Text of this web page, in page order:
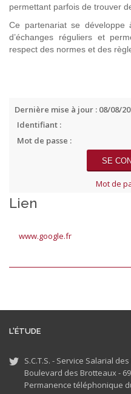
permettant parfois de trouver
Ce partenariat se développe
d’échanges réguliers et
respect des normes et des
Dernière mise à jour : 08/08/
Identifiant :
Mot de passe :
Mot de
Lien
www.google.fr
L'ÉTUDE
S.C.T.S. - Service Salarial
Boulevard des Brotteaux -
Permanence téléphonique